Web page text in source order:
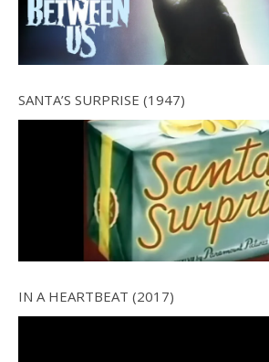
SANTA’S SURPRISE (1947)
IN A HEARTBEAT (2017)